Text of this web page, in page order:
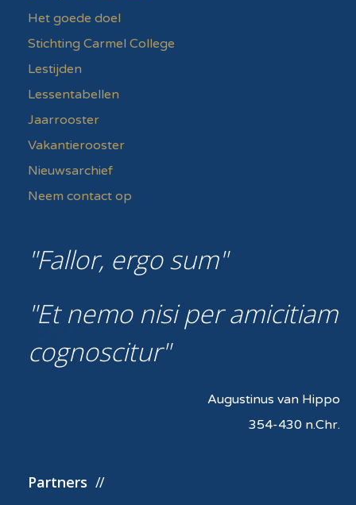
Het goede doel
Stichting Carmel College
Lestijden
Lessentabellen
Jaarrooster
Vakantierooster
Nieuwsarchief
Neem contact op
Fallor, ergo sum
Et nemo nisi per amicitiam
cognoscitur
Augustinus van Hippo
354-430 n.Chr.
Partners